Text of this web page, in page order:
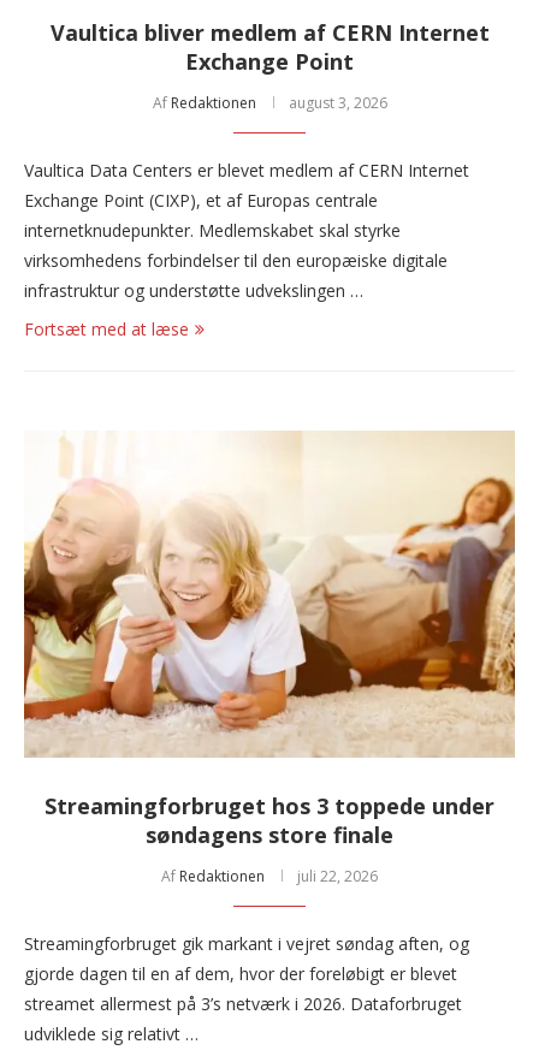
Vaultica bliver medlem af CERN Internet
Exchange Point
Af Redaktionen august 3, 2026
Vaultica Data Centers er blevet medlem af CERN Internet
Exchange Point (CIXP), et af Europas centrale
internetknudepunkter. Medlemskabet skal styrke
virksomhedens forbindelser til den europæiske digitale
infrastruktur og understøtte udvekslingen …
Fortsæt med at læse
Streamingforbruget hos 3 toppede under
søndagens store finale
Af Redaktionen juli 22, 2026
Streamingforbruget gik markant i vejret søndag aften, og
gjorde dagen til en af dem, hvor der foreløbigt er blevet
streamet allermest på 3’s netværk i 2026. Dataforbruget
udviklede sig relativt …